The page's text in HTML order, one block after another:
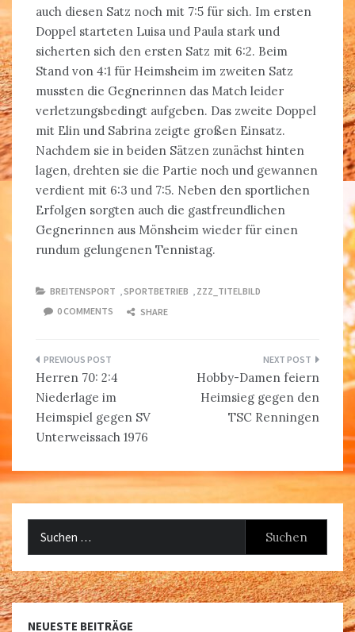
auch diesen Satz noch mit 7:5 für sich. Im ersten
Doppel starteten Luisa und Paula stark und
sicherten sich den ersten Satz mit 6:2. Beim
Stand von 4:1 für Heimsheim im zweiten Satz
mussten die Gegnerinnen das Match leider
verletzungsbedingt aufgeben. Das zweite Doppel
mit Elin und Sabrina zeigte großen Einsatz.
Nachdem sie in beiden Sätzen zunächst hinten
lagen, drehten sie die Partie noch und gewannen
verdient mit 6:3 und 7:5. Neben den sportlichen
Erfolgen sorgten auch die gastfreundlichen
Gegnerinnen aus Mönsheim wieder für einen
rundum gelungenen Tennistag.
BREITENSPORT SPORTBETRIEB
ZZZ_TITELBILD
0 COMMENTS
SHARE
Beitragsnavigation
Herren 70: 2:4
Niederlage im
Heimspiel gegen SV
Unterweissach 1976
Hobby-Damen feiern
Heimsieg gegen den
TSC Renningen
NEUESTE BEITRÄGE